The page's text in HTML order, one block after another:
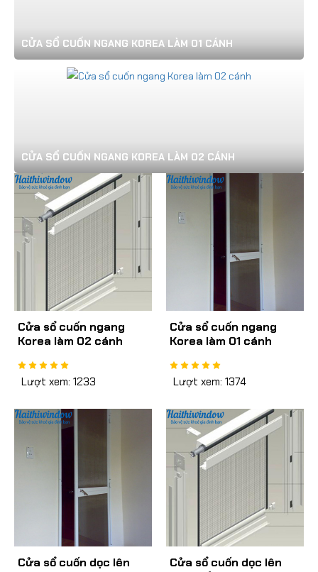
CỬA SỔ CUỐN NGANG KOREA LÀM 01 CÁNH
CỬA SỔ CUỐN NGANG KOREA LÀM 02 CÁNH
Cửa sổ cuốn ngang
Korea làm 02 cánh
Lượt xem: 1233
Cửa sổ cuốn ngang
Korea làm 01 cánh
Lượt xem: 1374
Cửa sổ cuốn dọc lên
Cửa sổ cuốn dọc lên